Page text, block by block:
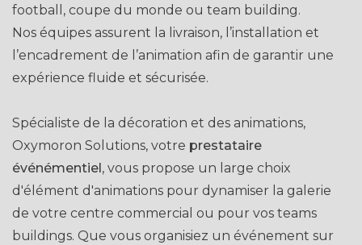
football, coupe du monde ou team building.
Nos équipes assurent la livraison, l’installation et
l’encadrement de l’animation afin de garantir une
expérience fluide et sécurisée.
Spécialiste de la décoration et des animations,
Oxymoron Solutions, votre prestataire
événémentiel , vous propose un large choix
d'élément d'animations pour dynamiser la galerie
de votre centre commercial ou pour vos teams
buildings. Que vous organisiez un événement sur